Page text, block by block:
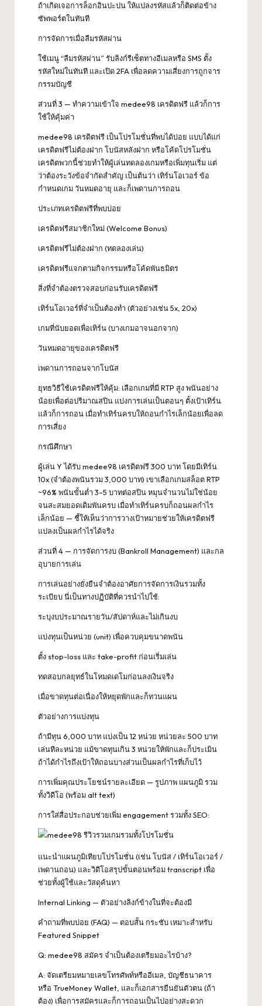
ถ้าเกิดเจอการล็อกอินปะปน ให้แปลงรหัสแล้วก็ติดต่อข้าง
ซัพพอร์ตในทันที
การจัดการเมื่อลืมรหัสผ่าน
ใช้เมนู “ลืมรหัสผ่าน” รับลิงก์รีเซ็ตทางอีเมลหรือ SMS ตั้ง
รหัสใหม่ในทันที และเปิด 2FA เพื่อลดความเสี่ยงการถูกจาร
กรรมบัญชี
ส่วนที่ 3 — ทำความเข้าใจ medee98 เครดิตฟรี แล้วก็การ
ใช้ให้คุ้มค่า
medee98 เครดิตฟรี เป็นโปรโมชั่นที่พบได้บ่อย แบบได้แก่
เครดิตฟรีไม่ต้องฝาก โบนัสหลังฝาก หรือโค้ดโปรโมชั่น
เครดิตพวกนี้ช่วยทำให้ผู้เล่นทดลองเกมหรือเพิ่มทุนเริ่ม แต่
ว่าต้องระวังข้อจำกัดสำคัญ เป็นต้นว่า เทิร์นโอเวอร์ ข้อ
กำหนดเกม วันหมดอายุ และก็เพดานการถอน
ประเภทเครดิตฟรีที่พบบ่อย
เครดิตฟรีสมาชิกใหม่ (Welcome Bonus)
เครดิตฟรีไม่ต้องฝาก (ทดลองเล่น)
เครดิตฟรีแจกตามกิจกรรมหรือโค้ดพันธมิตร
สิ่งที่จำต้องตรวจสอบก่อนรับเครดิตฟรี
เทิร์นโอเวอร์ที่จำเป็นต้องทำ (ตัวอย่างเช่น 5x, 20x)
เกมที่นับยอดเพื่อเทิร์น (บางเกมอาจนอกจาก)
วันหมดอายุของเครดิตฟรี
เพดานการถอนจากโบนัส
ยุทธวิธีใช้เครดิตฟรีให้คุ้ม: เลือกเกมที่มี RTP สูง พนันอย่าง
น้อยเพื่อต่อปริมาณสปิน แบ่งการเล่นเป็นตอนๆ ตั้งเป้าเทิร์น
แล้วก็การถอน เมื่อทำเทิร์นครบให้ถอนกำไรเล็กน้อยเพื่อลด
การเสี่ยง
กรณีศึกษา
ผู้เล่น Y ได้รับmedee98 เครดิตฟรี 300 บาท โดยมีเทิร์น
10x (จำต้องพนันรวม 3,000 บาท) เขาเลือกเกมสล็อต RTP
~96% พนันขั้นต่ำ 3–5 บาทต่อสปิน หมุนจำนวนไม่ใช่น้อย
จนสะสมยอดเดิมพันครบ เมื่อทำเทิร์นครบก็ถอนผลกำไร
เล็กน้อย — ชี้ให้เห็นว่าการวางเป้าหมายช่วยให้เครดิตฟรี
แปลงเป็นผลกำไรได้จริง
ส่วนที่ 4 — การจัดการงบ (Bankroll Management) และกล
อุบายการเล่น
การเล่นอย่างยั่งยืนจำต้องอาศัยการจัดการเงินรวมทั้ง
ระเบียบ นี่เป็นทางปฏิบัติที่ควรนำไปใช้:
ระบุงบประมาณรายวัน/สัปดาห์และไม่เกินงบ
แบ่งทุนเป็นหน่วย (unit) เพื่อควบคุมขนาดพนัน
ตั้ง stop-loss และ take-profit ก่อนเริ่มเล่น
ทดสอบกลยุทธ์ในโหมดเดโมก่อนลงเงินจริง
เมื่อขาดทุนต่อเนื่องให้หยุดพักและก็ทวนแผน
ตัวอย่างการแบ่งทุน
ถ้ามีทุน 6,000 บาท แบ่งเป็น 12 หน่วย หน่วยละ 500 บาท
เล่นทีละหน่วย แม้ขาดทุนเกิน 3 หน่วยให้พักและก็ประเมิน
ถ้าได้กำไรถึงเป้าให้ถอนบางส่วนเป็นผลกำไรที่เก็บไว้
การเพิ่มคุณประโยชน์รายละเอียด — รูปภาพ แผนภูมิ รวม
ทั้งวิดีโอ (พร้อม alt text)
การใส่สื่อประกอบช่วยเพิ่ม engagement รวมทั้ง SEO:
แนะนำแผนภูมิเทียบโปรโมชั่น (เช่น โบนัส / เทิร์นโอเวอร์ /
เพดานถอน) และวิดีโอสรุปขั้นตอนพร้อม transcript เพื่อ
ช่วยทั้งผู้ใช้และวัสดุค้นหา
Internal Linking — ตัวอย่างลิงก์ข้างในที่จะต้องมี
คำถามที่พบบ่อย (FAQ) — ตอบสั้น กระชับ เหมาะสำหรับ
Featured Snippet
Q: medee98 สมัคร จำเป็นต้องเตรียมอะไรบ้าง?
A: จัดเตรียมหมายเลขโทรศัพท์หรืออีเมล, บัญชีธนาคาร
หรือ TrueMoney Wallet, และก็เอกสารยืนยันตัวตน (ถ้า
ต้อง) เพื่อการสมัครและก็การถอนเป็นไปอย่างสะดวก